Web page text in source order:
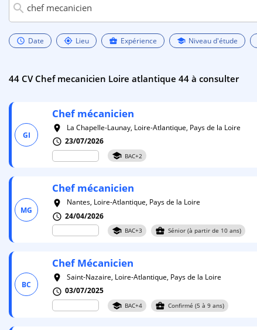
search
schedule Date my_location Lieu business_center Expérience school Niveau d'étude
44 CV Chef mecanicien Loire atlantique 44 à consulter
GI
Chefmécanicien
room
La Chapelle-Launay, Loire-Atlantique, Pays de la Loire
schedule 23/07/2026
school BAC+2
MG
Chefmécanicien
room
Nantes, Loire-Atlantique, Pays de la Loire
schedule 24/04/2026
school BAC+3 business_center Sénior (à partir de 10 ans)
BC
ChefMécanicien
room
Saint-Nazaire, Loire-Atlantique, Pays de la Loire
schedule 03/07/2025
school BAC+4 business_center Confirmé (5 à 9 ans)